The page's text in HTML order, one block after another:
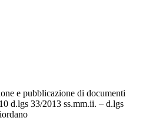
e pubblicazione di documenti
d.lgs 33/2013 ss.mm.ii. – d.lgs